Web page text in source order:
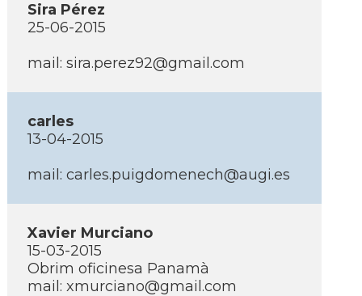
Sira Pérez
25-06-2015
mail: sira.perez92@gmail.com
carles
13-04-2015
mail: carles.puigdomenech@augi.es
Xavier Murciano
15-03-2015
Obrim oficinesa Panamà
mail: xmurciano@gmail.com